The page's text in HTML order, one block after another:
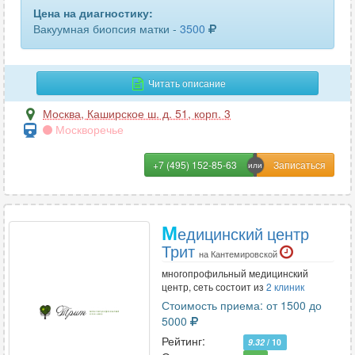
Цена на диагностику:
Вакуумная биопсия матки - 3500
Читать описание
Москва, Каширское ш. д. 51, корп. 3
Москворечье
+7 (495) 152-85-63
Медицинский центр
Трит на Кантемировской
многопрофильный медицинский
центр, сеть состоит из 2 клиник
Стоимость приема: от 1500 до
5000
Рейтинг:
9.32 / 10